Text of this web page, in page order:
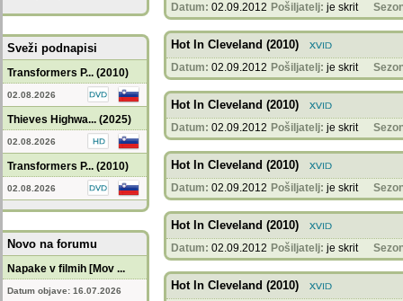
Sveži podnapisi
Transformers P... (2010)
02.08.2026
Thieves Highwa... (2025)
02.08.2026
Transformers P... (2010)
02.08.2026
Novo na forumu
Napake v filmih [Mov ...
Datum objave: 16.07.2026
Datum: 02.09.2012 Pošiljatelj: je skrit
Hot In Cleveland (2010)
Datum: 02.09.2012 Pošiljatelj: je skrit
Hot In Cleveland (2010)
Datum: 02.09.2012 Pošiljatelj: je skrit
Hot In Cleveland (2010)
Datum: 02.09.2012 Pošiljatelj: je skrit
Hot In Cleveland (2010)
Datum: 02.09.2012 Pošiljatelj: je skrit
Hot In Cleveland (2010)